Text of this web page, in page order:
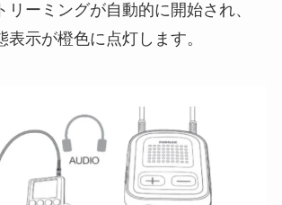
リーミングが自動的に開始され、
表示が橙色に点灯します。